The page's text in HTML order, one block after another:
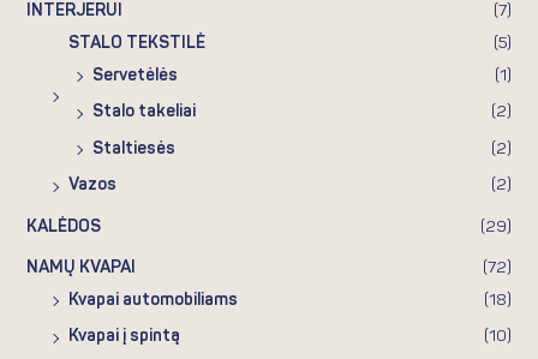
INTERJERUI (7)
STALO TEKSTILĖ (5)
Servetėlės (1)
Stalo takeliai (2)
Staltiesės (2)
Vazos (2)
KALĖDOS (29)
NAMŲ KVAPAI (72)
Kvapai automobiliams (18)
Kvapai į spintą (10)